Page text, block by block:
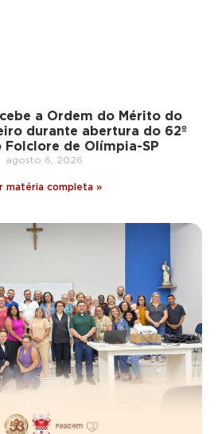
a Ordem do Mérito do
durante abertura do 62º
Folclore de Olímpia-SP
agosto 6, 2026
matéria completa »